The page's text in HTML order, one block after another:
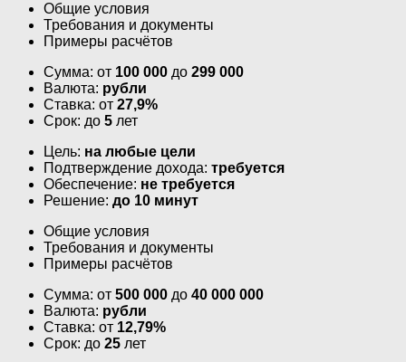
Общие условия
Требования и документы
Примеры расчётов
Сумма: от 100 000 до 299 000
Валюта: рубли
Ставка: от 27,9%
Срок: до 5 лет
Цель: на любые цели
Подтверждение дохода: требуется
Обеспечение: не требуется
Решение: до 10 минут
Общие условия
Требования и документы
Примеры расчётов
Сумма: от 500 000 до 40 000 000
Валюта: рубли
Ставка: от 12,79%
Срок: до 25 лет